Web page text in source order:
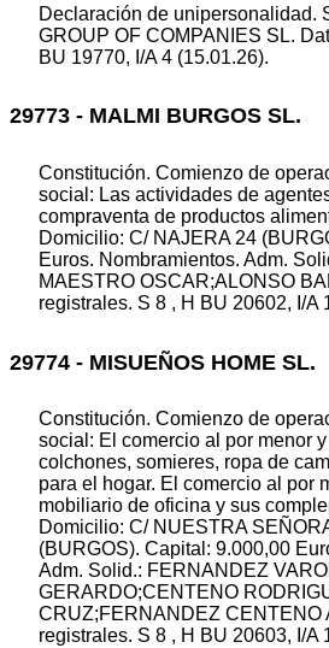
Declaración de unipersonalidad.
GROUP OF COMPANIES SL.
BU 19770, I/A 4 (15.01.26).
29773 - MALMI BURGOS SL.
Constitución. Comienzo de
social: Las actividades de
compraventa de productos
Domicilio: C/ NAJERA 24
Euros. Nombramientos. Adm.
MAESTRO OSCAR;ALONSO
registrales. S 8 , H BU 20602, I/A
29774 - MISUEÑOS HOME SL.
Constitución. Comienzo de
social: El comercio al por menor
colchones, somieres, ropa de
para el hogar. El comercio al por
mobiliario de oficina y sus
Domicilio: C/ NUESTRA
(BURGOS). Capital: 9.000,00
Adm. Solid.: FERNANDEZ
GERARDO;CENTENO
CRUZ;FERNANDEZ CENTENO
registrales. S 8 , H BU 20603, I/A